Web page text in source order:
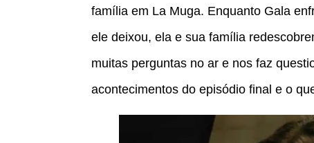
família em La Muga. Enquanto Gala
ele deixou, ela e sua família
muitas perguntas no ar e nos faz
acontecimentos do episódio final e o